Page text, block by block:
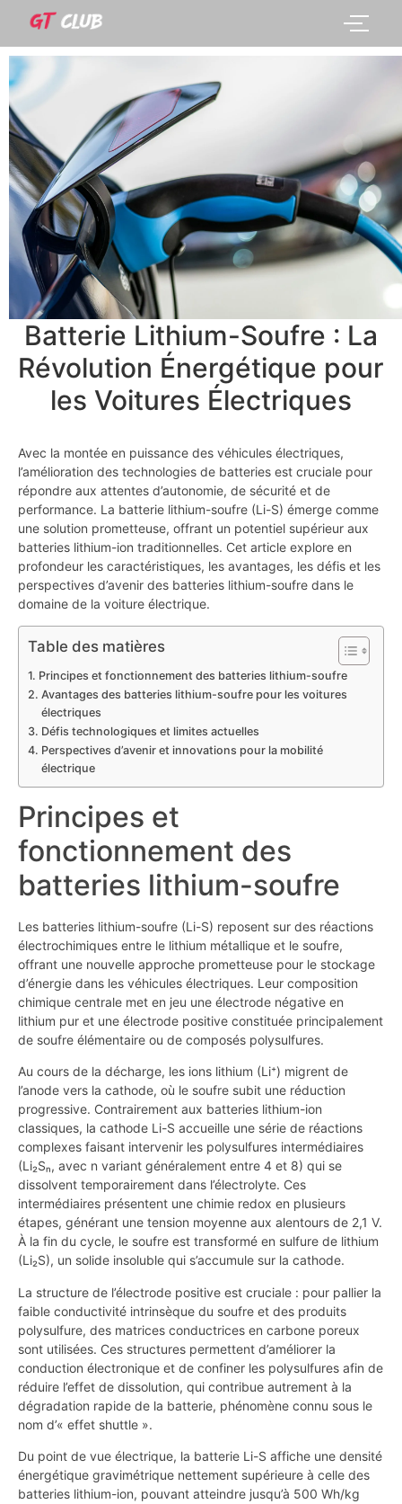
Batterie Lithium-Soufre : La
Révolution Énergétique pour
les Voitures Électriques
Avec la montée en puissance des véhicules électriques,
l’amélioration des technologies de batteries est cruciale pour
répondre aux attentes d’autonomie, de sécurité et de
performance. La batterie lithium-soufre (Li-S) émerge comme
une solution prometteuse, offrant un potentiel supérieur aux
batteries lithium-ion traditionnelles. Cet article explore en
profondeur les caractéristiques, les avantages, les défis et les
perspectives d’avenir des batteries lithium-soufre dans le
domaine de la voiture électrique.
Table des matières
Principes et fonctionnement des batteries lithium-soufre
Avantages des batteries lithium-soufre pour les voitures
électriques
Défis technologiques et limites actuelles
Perspectives d’avenir et innovations pour la mobilité
électrique
Principes et
fonctionnement des
batteries lithium-soufre
Les batteries lithium-soufre (Li-S) reposent sur des réactions
électrochimiques entre le lithium métallique et le soufre,
offrant une nouvelle approche prometteuse pour le stockage
d’énergie dans les véhicules électriques. Leur composition
chimique centrale met en jeu une électrode négative en
lithium pur et une électrode positive constituée principalement
de soufre élémentaire ou de composés polysulfures.
Au cours de la décharge, les ions lithium (Li⁺) migrent de
l’anode vers la cathode, où le soufre subit une réduction
progressive. Contrairement aux batteries lithium-ion
classiques, la cathode Li-S accueille une série de réactions
complexes faisant intervenir les polysulfures intermédiaires
(Li₂Sₙ, avec n variant généralement entre 4 et 8) qui se
dissolvent temporairement dans l’électrolyte. Ces
intermédiaires présentent une chimie redox en plusieurs
étapes, générant une tension moyenne aux alentours de 2,1 V.
À la fin du cycle, le soufre est transformé en sulfure de lithium
(Li₂S), un solide insoluble qui s’accumule sur la cathode.
La structure de l’électrode positive est cruciale : pour pallier la
faible conductivité intrinsèque du soufre et des produits
polysulfure, des matrices conductrices en carbone poreux
sont utilisées. Ces structures permettent d’améliorer la
conduction électronique et de confiner les polysulfures afin de
réduire l’effet de dissolution, qui contribue autrement à la
dégradation rapide de la batterie, phénomène connu sous le
nom d’« effet shuttle ».
Du point de vue électrique, la batterie Li-S affiche une densité
énergétique gravimétrique nettement supérieure à celle des
batteries lithium-ion, pouvant atteindre jusqu’à 500 Wh/kg